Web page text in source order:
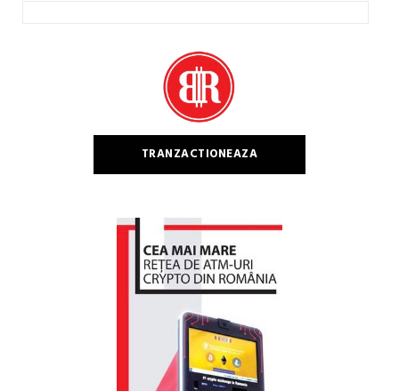
TRANZACTIONEAZA